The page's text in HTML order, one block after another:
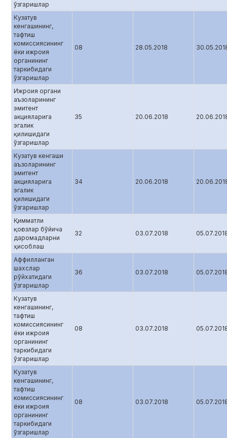
ўзгаришлар
Кузатув
кенгашининг,
тафтиш
комиссиясининг
ёки ижроия
органининг
таркибидаги
ўзгаришлар
08 28.05.2018
Ижроия органи
аъзоларининг
эмитент
акцияларига
эгалик
қилишидаги
ўзгаришлар
35 20.06.2018
Кузатув кенгаши
аъзоларининг
эмитент
акцияларига
эгалик
қилишидаги
ўзгаришлар
34 20.06.2018
Қимматли
қоғозлар бўйича
даромадларни
ҳисоблаш
32 03.07.2018
Аффилланган
шахслар
рўйхатидаги
ўзгаришлар
36 03.07.2018
Кузатув
кенгашининг,
тафтиш
комиссиясининг
ёки ижроия
органининг
таркибидаги
ўзгаришлар
08 03.07.2018
Кузатув
кенгашининг,
тафтиш
комиссиясининг
ёки ижроия
органининг
таркибидаги
ўзгаришлар
08 03.07.2018